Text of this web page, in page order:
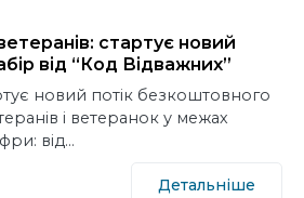
стартує новий
від “Код Відважних”
новий потік безкоштовного
і ветеранок у межах
від…
Детальніше